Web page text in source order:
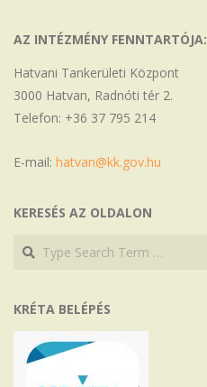
AZ INTÉZMÉNY FENNTARTÓJA:
Hatvani Tankerületi Központ
3000 Hatvan, Radnóti tér 2.
Telefon: +36 37 795 214
E-mail: hatvan@kk.gov.hu
KERESÉS AZ OLDALON
Search
Search
KRÉTA BELÉPÉS